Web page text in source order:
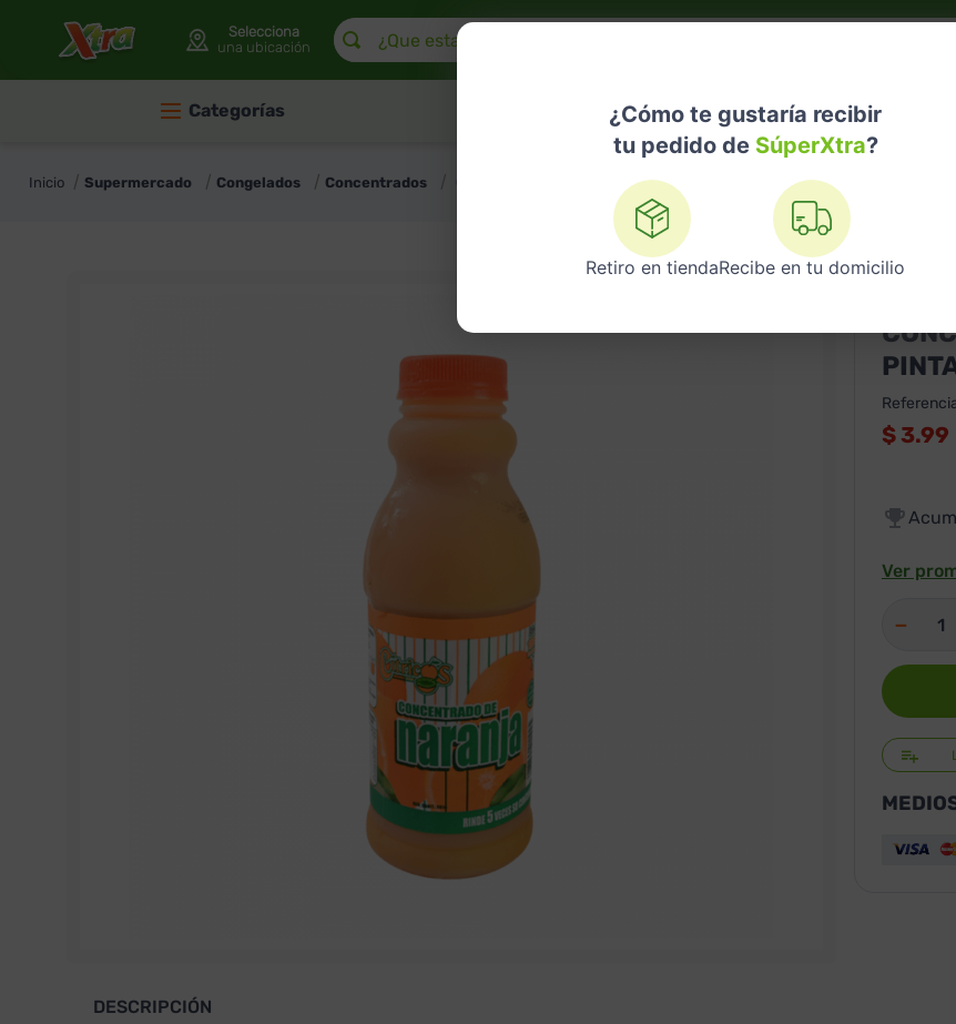
Selecciona
una ubicación
¿Cómo te gustaría recibir
tu pedido de SúperXtra?
Retiro en tiendaRecibe en tu domicilio
¿Que estas buscando?
Categorías Nuestras Marcas Telemedicina Licores
Supermercado Congelados Concentrados Concentrado Naranja Citrico Pinta
DESCRIPCIÓN
$ 3.99
Ver
－